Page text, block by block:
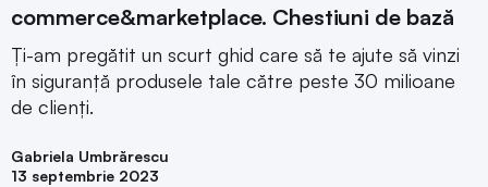
commerce&marketplace. Chestiuni de bază
Ți-am pregătit un scurt ghid care să te ajute să vinzi
în siguranță produsele tale către peste 30 milioane
de clienți.
Gabriela Umbrărescu
13 septembrie 2023